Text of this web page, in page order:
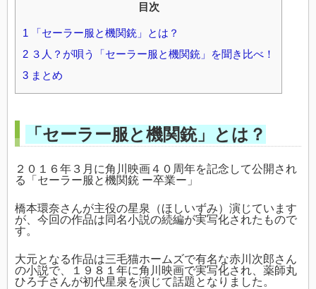
目次
1 「セーラー服と機関銃」とは？
2 ３人？が唄う「セーラー服と機関銃」を聞き比べ！
3 まとめ
「セーラー服と機関銃」とは？
２０１６年３月に角川映画４０周年を記念して公開され
る「セーラー服と機関銃 ー卒業ー」
橋本環奈さんが主役の星泉（ほしいずみ）演じています
が、今回の作品は同名小説の続編が実写化されたもので
す。
大元となる作品は三毛猫ホームズで有名な赤川次郎さん
の小説で、１９８１年に角川映画で実写化され、薬師丸
ひろ子さんが初代星泉を演じて話題となりました。